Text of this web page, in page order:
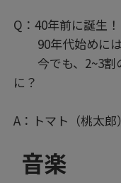
Q：40年前に誕生！
90年代始めには
今でも、2~3割
に？
A：トマト（桃太郎）
音楽